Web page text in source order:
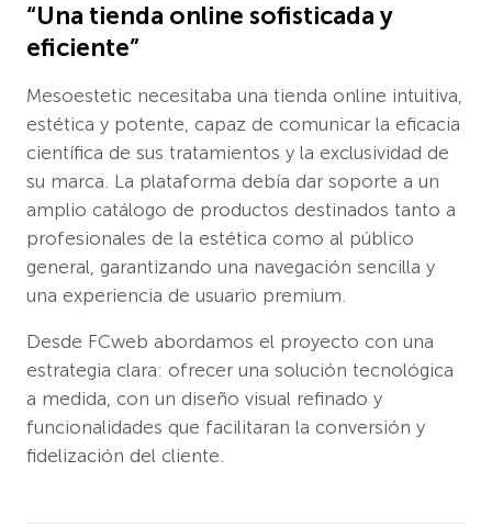
“Una tienda online sofisticada y
eficiente”
Mesoestetic necesitaba una tienda online intuitiva,
estética y potente, capaz de comunicar la eficacia
científica de sus tratamientos y la exclusividad de
su marca. La plataforma debía dar soporte a un
amplio catálogo de productos destinados tanto a
profesionales de la estética como al público
general, garantizando una navegación sencilla y
una experiencia de usuario premium.
Desde FCweb abordamos el proyecto con una
estrategia clara: ofrecer una solución tecnológica
a medida, con un diseño visual refinado y
funcionalidades que facilitaran la conversión y
fidelización del cliente.